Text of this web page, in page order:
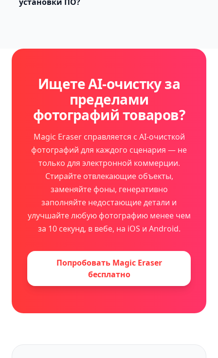
Ищете AI-очистку за
пределами
фотографий товаров?
Magic Eraser справляется с AI-очисткой
фотографий для каждого сценария — не
только для электронной коммерции.
Стирайте отвлекающие объекты,
заменяйте фоны, генеративно
заполняйте недостающие детали и
улучшайте любую фотографию менее чем
за 10 секунд, в вебе, на iOS и Android.
Попробовать Magic Eraser
бесплатно